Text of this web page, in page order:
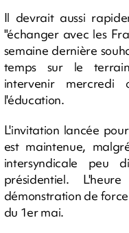
Il devrait aussi
"échanger avec les
semaine dernière
temps sur le
intervenir
l'éducation.
L'invitation lancée
est maintenue,
intersyndicale peu
présidentiel.
démonstration de
du 1er mai.